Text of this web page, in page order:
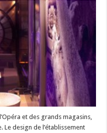
et des grands magasins,
Le design de l’établissement